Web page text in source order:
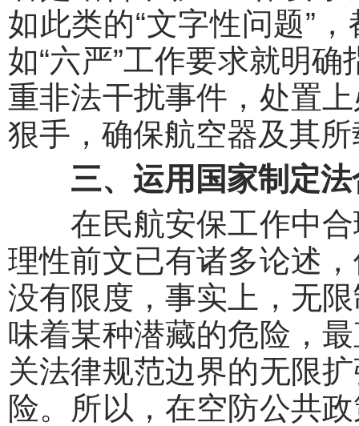
如此类的“文字性问题”
如“六严”工作要求就明
重非法干扰事件，处置
狠手，确保航空器及其
三、运用国家制定
在民航安保工作中合
理性前文已有诸多论述
没有限度，事实上，无
味着某种潜藏的危险，
关法律规范边界的无限
险。所以，在空防公共